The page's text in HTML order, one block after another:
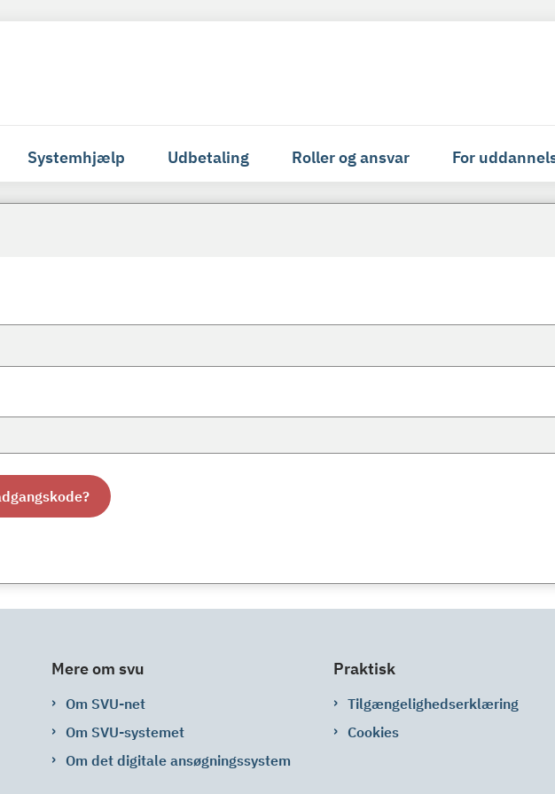
Systemhjælp Udbetaling Roller og ansvar For
Mere om svu
Om SVU-net
Om SVU-systemet
Om det digitale ansøgningssystem
Praktisk
Tilgængelighedserklæring
Cookies